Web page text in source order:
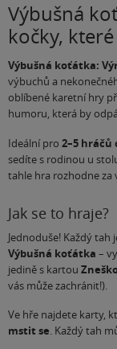
Výbušná
kočky,
Výbušná koťátka:
výbuchů a
oblíbené karetní hry
humoru, která by
Ideální pro 2–5 hráčů
sedíte s rodinou u
tahle hra rozhodne za
Jak se to hraje?
Jednoduše! Každý tah
Výbušná koťátka –
jedině s kartou
vás může zachránit!).
Ve hře najdete karty,
mstit se. Každý tah